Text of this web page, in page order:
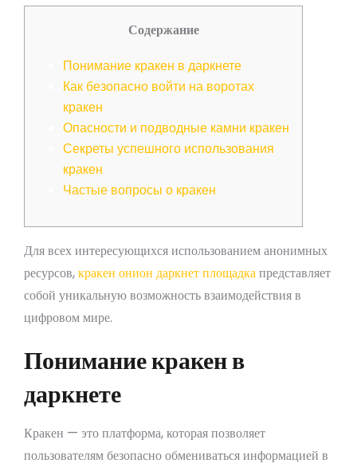
Содержание
Понимание кракен в даркнете
Как безопасно войти на воротах
кракен
Опасности и подводные камни кракен
Секреты успешного использования
кракен
Частые вопросы о кракен
Для всех интересующихся использованием анонимных
ресурсов,кракен онион даркнет площадкапредставляет
собой уникальную возможность взаимодействия в
цифровом мире.
Понимание кракен в
даркнете
Кракен — это платформа, которая позволяет
пользователям безопасно обмениваться информацией в